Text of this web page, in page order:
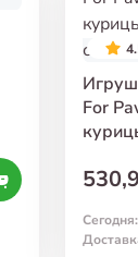
For
Сегодня: